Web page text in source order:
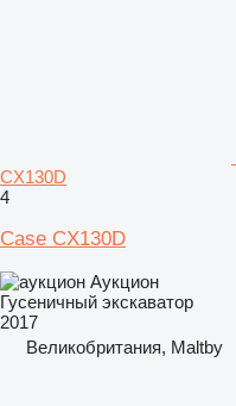
CX130D
4
Case CX130D
Аукцион
Гусеничный экскаватор
2017
Великобритания, Maltby